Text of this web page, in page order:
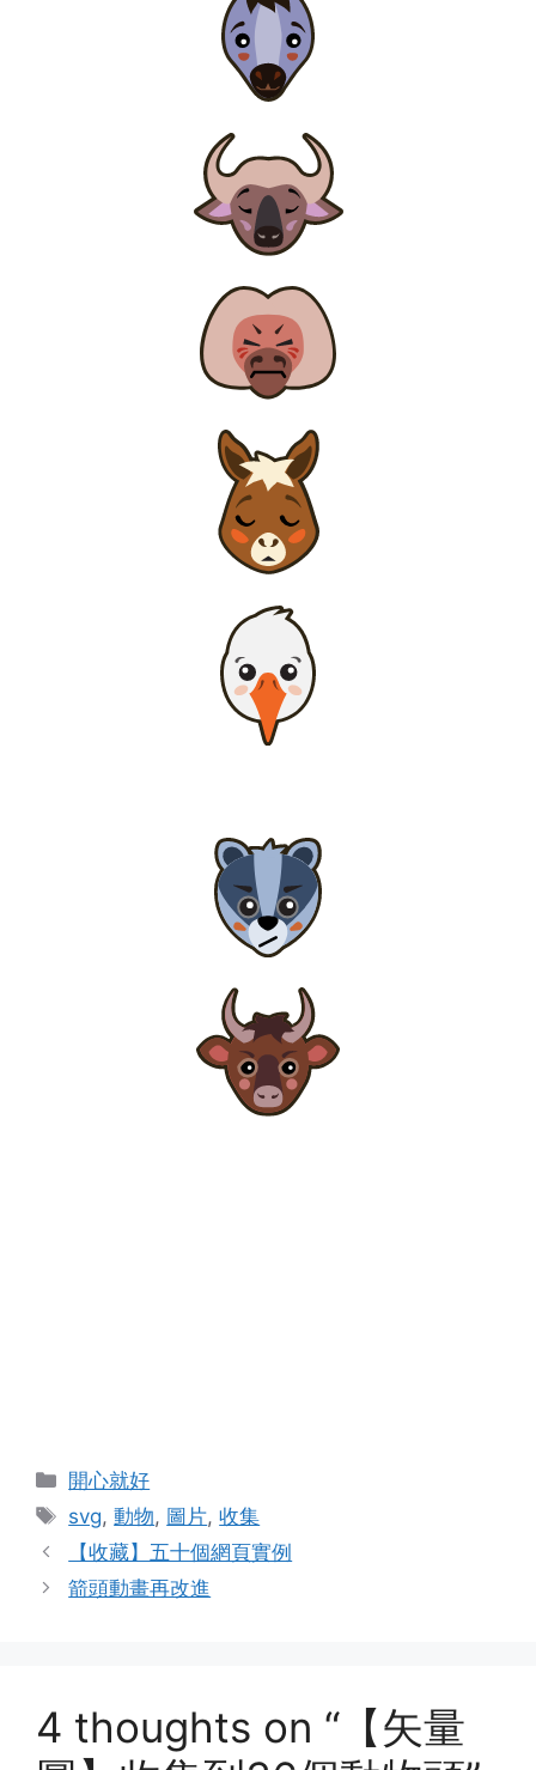
Categories
開心就好
Tags
svg,動物, 圖片,收集
【收藏】五十個網頁實例
箭頭動畫再改進
4 thoughts on “【矢量